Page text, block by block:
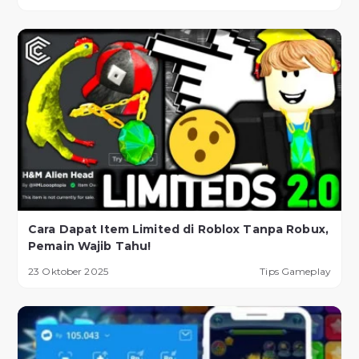
Cara Dapat Item Limited di Roblox Tanpa Robux,
Pemain Wajib Tahu!
23 Oktober 2025 Tips Gameplay